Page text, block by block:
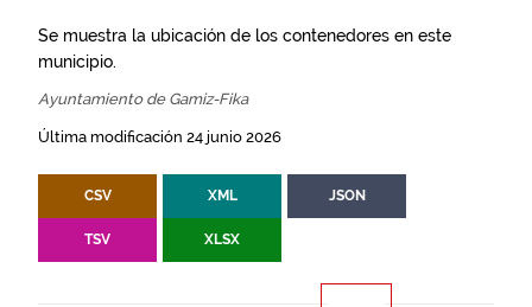
Se muestra la ubicación de los contenedores en este
municipio.
Ayuntamiento de Gamiz-Fika
Última modificación 24 junio 2026
CSV XML JSON
TSV XLSX